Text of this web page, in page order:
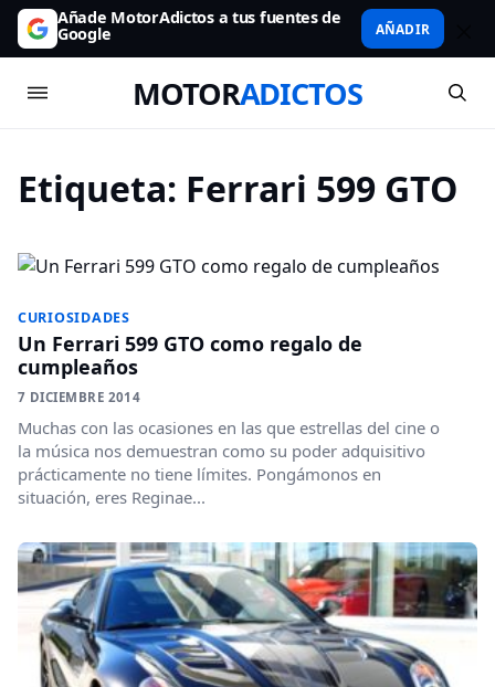
Añade MotorAdictos a tus fuentes de
Google AÑADIR
MOTORADICTOS
Etiqueta: Ferrari 599 GTO
CURIOSIDADES
Un Ferrari 599 GTO como regalo de
cumpleaños
7 DICIEMBRE 2014
Muchas con las ocasiones en las que estrellas del cine o
la música nos demuestran como su poder adquisitivo
prácticamente no tiene límites. Pongámonos en
situación, eres Reginae...